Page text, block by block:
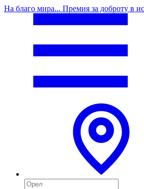
На благо мира... Премия за доброту в